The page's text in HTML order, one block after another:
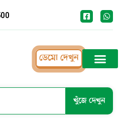
ডেমো দেখুন
খুঁজে দেখুন